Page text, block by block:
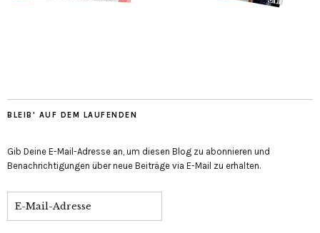
BLEIB' AUF DEM LAUFENDEN
Gib Deine E-Mail-Adresse an, um diesen Blog zu abonnieren und
Benachrichtigungen über neue Beiträge via E-Mail zu erhalten.